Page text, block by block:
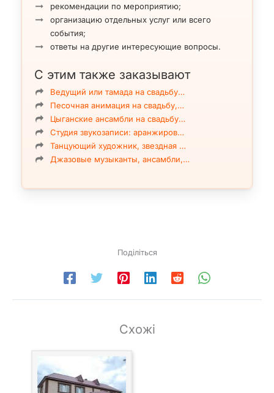
рекомендации по мероприятию;
организацию отдельных услуг или всего
события;
ответы на другие интересующие вопросы.
С этим также заказывают
Ведущий или тамада на свадьбу…
Песочная анимация на свадьбу,…
Цыганские ансамбли на свадьбу…
Студия звукозаписи: аранжиров…
Танцующий художник, звездная …
Джазовые музыканты, ансамбли,…
Поділіться
Схожі